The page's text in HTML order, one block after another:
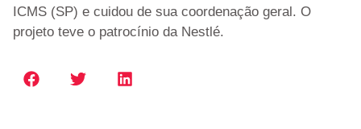
ICMS (SP) e cuidou de sua coordenação geral. O
projeto teve o patrocínio da Nestlé.